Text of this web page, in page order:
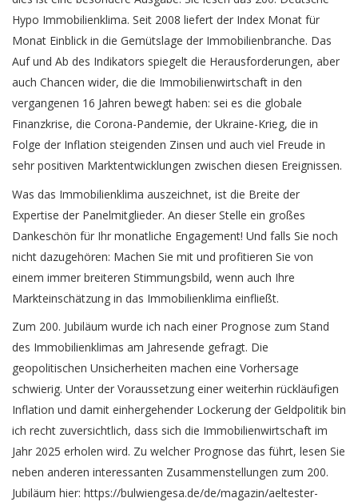
Hypo Immobilienklima. Seit 2008 liefert der Index Monat für
Monat Einblick in die Gemütslage der Immobilienbranche. Das
Auf und Ab des Indikators spiegelt die Herausforderungen, aber
auch Chancen wider, die die Immobilienwirtschaft in den
vergangenen 16 Jahren bewegt haben: sei es die globale
Finanzkrise, die Corona-Pandemie, der Ukraine-Krieg, die in
Folge der Inflation steigenden Zinsen und auch viel Freude in
sehr positiven Marktentwicklungen zwischen diesen Ereignissen.
Was das Immobilienklima auszeichnet, ist die Breite der
Expertise der Panelmitglieder. An dieser Stelle ein großes
Dankeschön für Ihr monatliche Engagement! Und falls Sie noch
nicht dazugehören: Machen Sie mit und profitieren Sie von
einem immer breiteren Stimmungsbild, wenn auch Ihre
Markteinschätzung in das Immobilienklima einfließt.
Zum 200. Jubiläum wurde ich nach einer Prognose zum Stand
des Immobilienklimas am Jahresende gefragt. Die
geopolitischen Unsicherheiten machen eine Vorhersage
schwierig. Unter der Voraussetzung einer weiterhin rückläufigen
Inflation und damit einhergehender Lockerung der Geldpolitik bin
ich recht zuversichtlich, dass sich die Immobilienwirtschaft im
Jahr 2025 erholen wird. Zu welcher Prognose das führt, lesen Sie
neben anderen interessanten Zusammenstellungen zum 200.
Jubiläum hier: https://bulwiengesa.de/de/magazin/aeltester-